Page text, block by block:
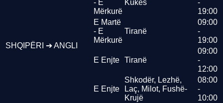
SHQIPËRI ➔ ANGLI
- E
Mërkurë
Kukës
-
19:00
E Martë
- E
Mërkurë
Tiranë
09:00
-
19:00
E Enjte Tiranë
09:00
-
12:00
E Enjte
Shkodër, Lezhë,
Laç, Milot, Fushë-
Krujë
08:00
-
10:00